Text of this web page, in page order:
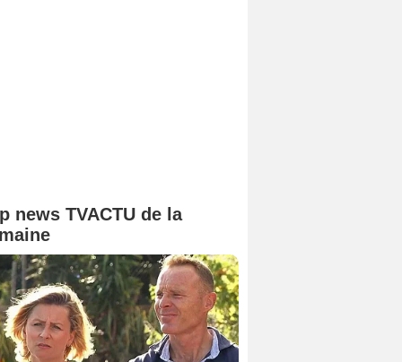
news TVACTU de la